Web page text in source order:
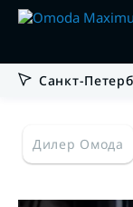
Санкт-
Дилер Омода